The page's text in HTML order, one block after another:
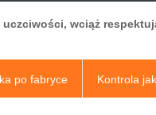
uczciwości, wciąż
po fabryce Kontrola